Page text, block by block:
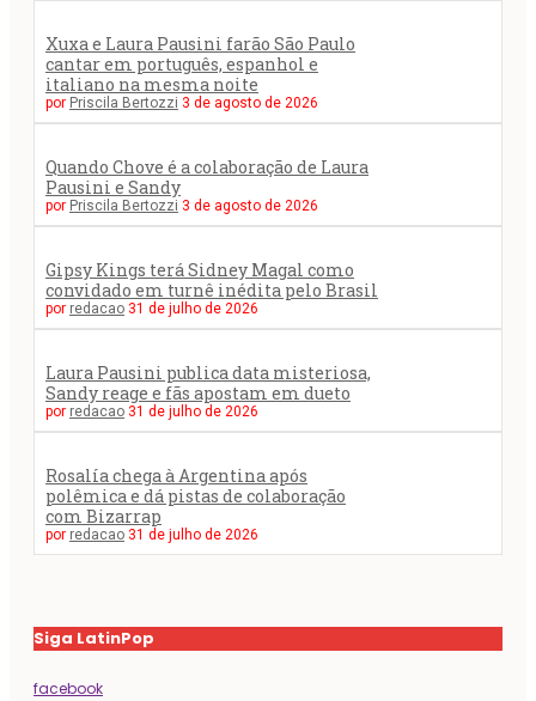
Xuxa e Laura Pausini farão São Paulo
cantar em português, espanhol e
italiano na mesma noite
por Priscila Bertozzi 3 de agosto de 2026
Quando Chove é a colaboração de Laura
Pausini e Sandy
por Priscila Bertozzi 3 de agosto de 2026
Gipsy Kings terá Sidney Magal como
convidado em turnê inédita pelo Brasil
por redacao 31 de julho de 2026
Laura Pausini publica data misteriosa,
Sandy reage e fãs apostam em dueto
por redacao 31 de julho de 2026
Rosalía chega à Argentina após
polêmica e dá pistas de colaboração
com Bizarrap
por redacao 31 de julho de 2026
Siga LatinPop
facebook